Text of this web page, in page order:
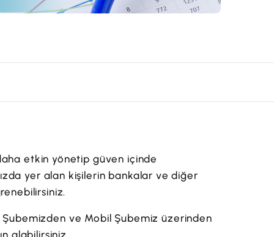
etkin yönetip güven içinde
yer alan kişilerin bankalar ve diğer
ve Mobil Şubemiz üzerinden
alabilirsiniz.